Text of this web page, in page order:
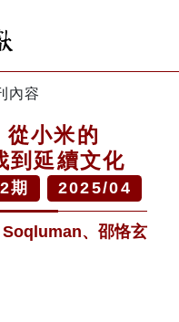
內容
從小米的
到延續文化
期 2025/04
、邵恪玄